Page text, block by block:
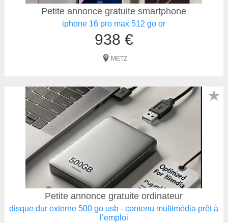
Petite annonce gratuite smartphone
iphone 16 pro max 512 go or
938 €
METZ
Petite annonce gratuite ordinateur
disque dur externe 500 go usb - contenu multimédia prêt à
l’emploi
★